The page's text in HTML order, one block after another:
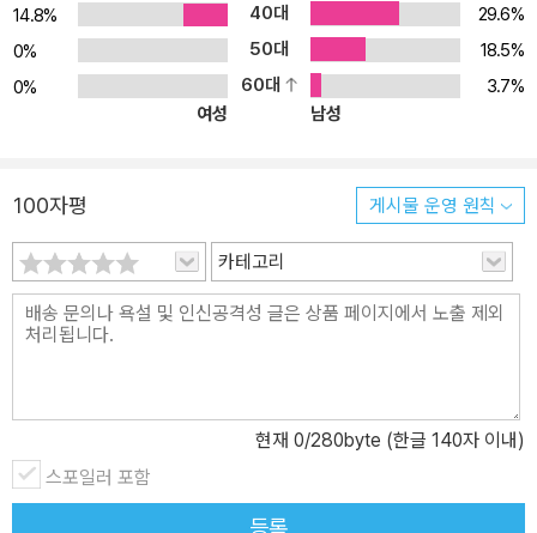
14.8%
40대
29.6%
0%
50대
18.5%
0%
60대
3.7%
여성
남성
100자평 게시물 운영 원칙
카테고리
현재 0/280byte (한글 140자 이내)
스포일러 포함
등록